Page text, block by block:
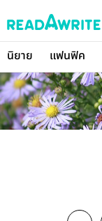
นิยาย แฟนฟิค